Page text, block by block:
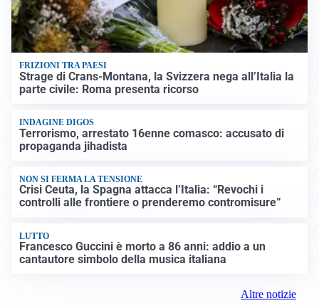
FRIZIONI TRA PAESI
Strage di Crans-Montana, la Svizzera nega all’Italia la
parte civile: Roma presenta ricorso
INDAGINE DIGOS
Terrorismo, arrestato 16enne comasco: accusato di
propaganda jihadista
NON SI FERMA LA TENSIONE
Crisi Ceuta, la Spagna attacca l’Italia: “Revochi i
controlli alle frontiere o prenderemo contromisure”
LUTTO
Francesco Guccini è morto a 86 anni: addio a un
cantautore simbolo della musica italiana
Altre notizie